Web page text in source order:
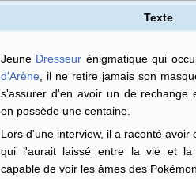
Texte
Jeune Dresseur énigmatique qui
d'Arène , il ne retire jamais son
s'assurer d'en avoir un de rechange
en possède une centaine.
Lors d'une interview, il a raconté avoir
qui l'aurait laissé entre la vie et la
capable de voir les âmes des Pokémon